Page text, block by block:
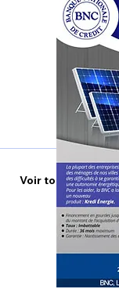
Voir tout